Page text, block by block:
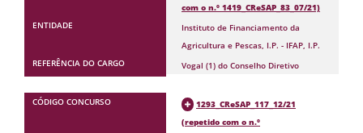
com o n.º 1419_CReSAP_83_07/21)
Instituto de Financiamento da
Agricultura e Pescas, I.P. - IFAP, I.P.
Vogal (1) do Conselho Diretivo
1293_CReSAP_117_12/21
(repetido com o n.º